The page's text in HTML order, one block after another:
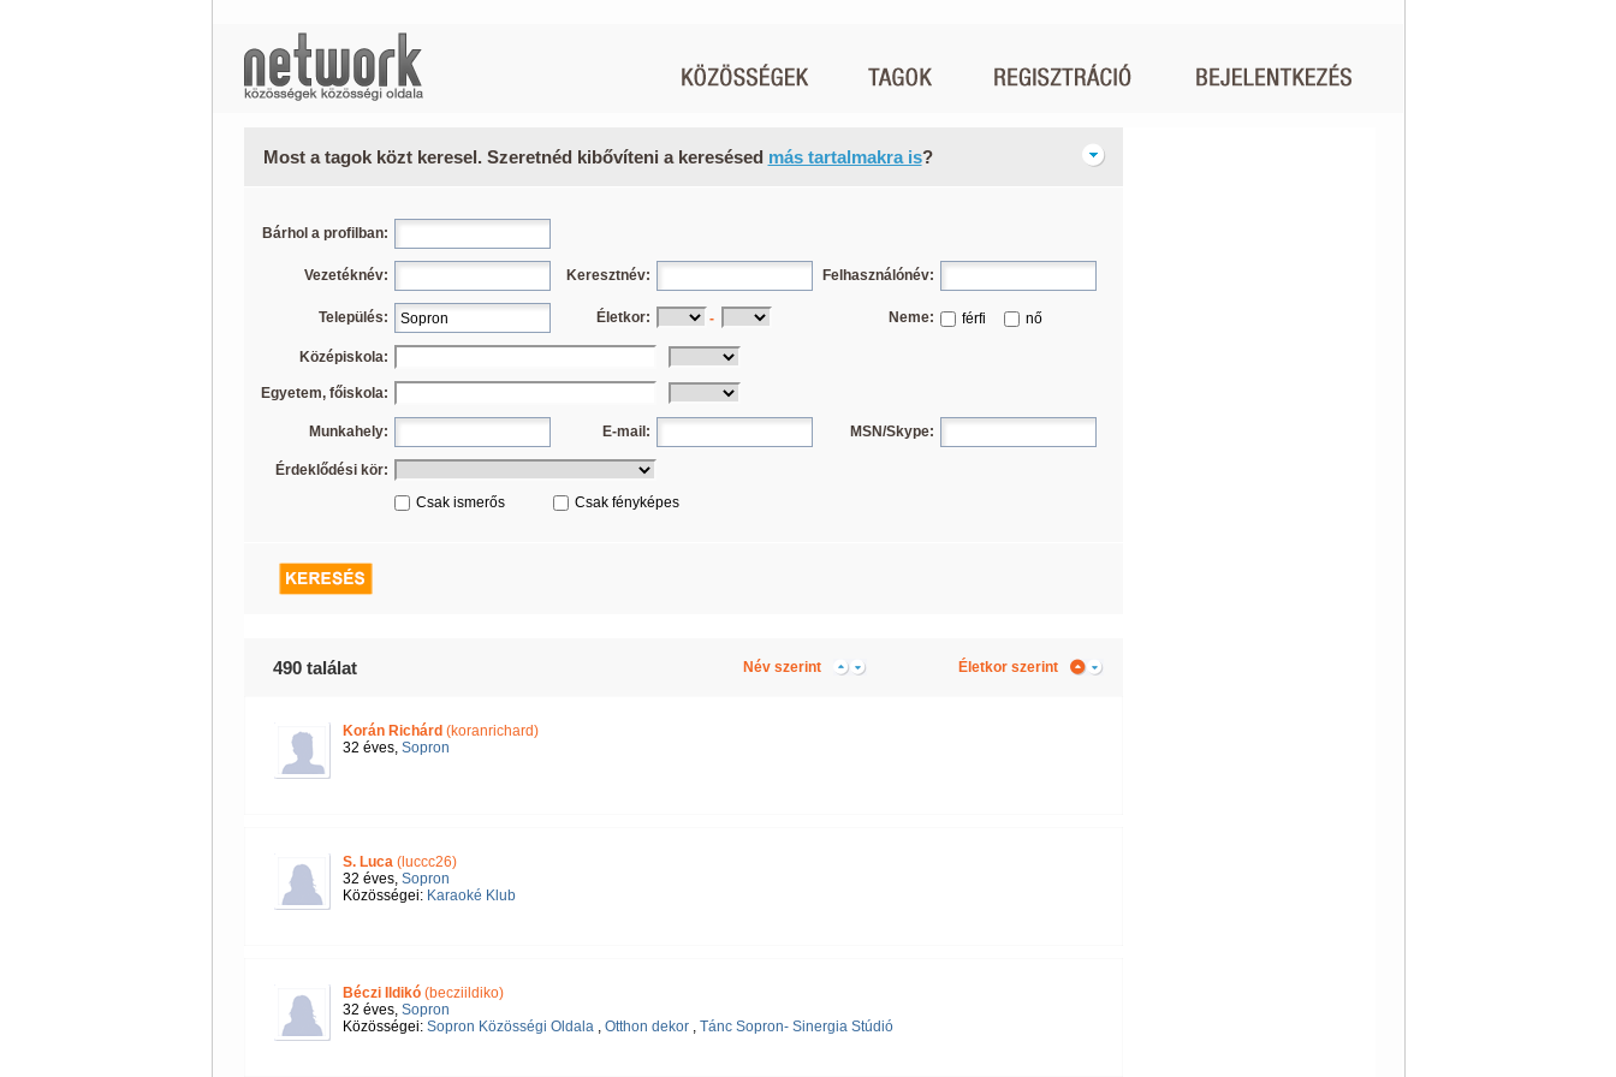
Most a tagok közt keresel. Szeretnéd kibővíteni a keresésed más tartalmakra is?
Bárhol a profilban:
Vezetéknév: Keresztnév: Felhasználónév:
Település: Életkor: - Neme: férfi nő
Középiskola:
Egyetem, főiskola:
Munkahely: E-mail: MSN/Skype:
Érdeklődési kör:
Csak ismerős
Csak fényképes
490 találat Név szerint Életkor szerint
Korán Richárd (koranrichard)
32 éves, Sopron
S. Luca(luccc26)
32 éves, Sopron
Közösségei: Karaoké Klub
Béczi Ildikó(becziildiko)
32 éves, Sopron
Közösségei: Sopron Közösségi Oldala, Otthon dekor, Tánc Sopron- Sinergia Stúdió